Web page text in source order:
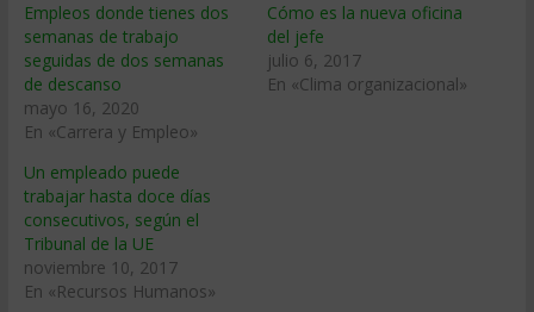
Empleos donde tienes dos
semanas de trabajo
seguidas de dos semanas
de descanso
mayo 16, 2020
En «Carrera y Empleo»
Cómo es la nueva oficina
del jefe
julio 6, 2017
En «Clima organizacional»
Un empleado puede
trabajar hasta doce días
consecutivos, según el
Tribunal de la UE
noviembre 10, 2017
En «Recursos Humanos»